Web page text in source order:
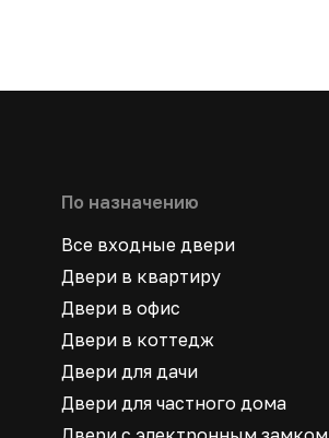
По назначению
Все входные двери
Двери в квартиру
Двери в офис
Двери в коттедж
Двери для дачи
Двери для частного дома